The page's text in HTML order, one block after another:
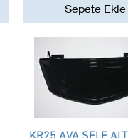
Sepete Ekle